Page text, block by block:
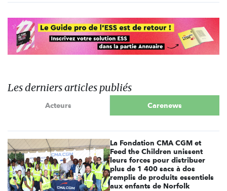
Les derniers articles publiés
Acteurs Carenews
La Fondation CMA CGM et
Feed the Children unissent
leurs forces pour distribuer
plus de 1 400 sacs à dos
remplis de produits essentiels
aux enfants de Norfolk